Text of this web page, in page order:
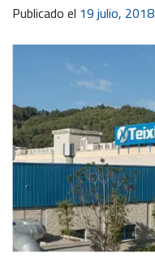
Publicado el 19 julio, 2018